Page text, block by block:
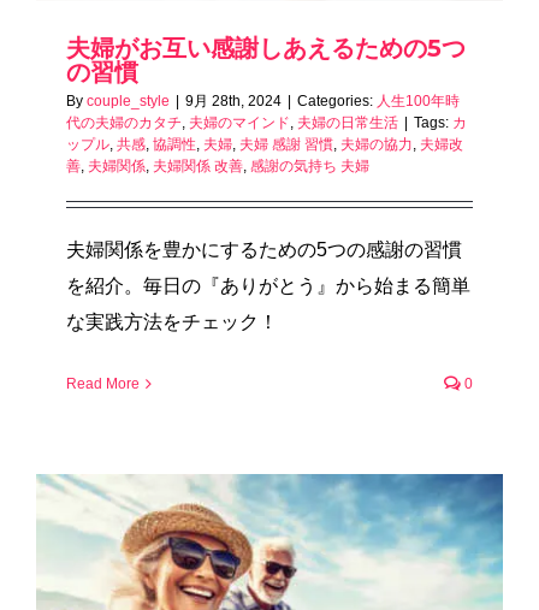
夫婦がお互い感謝しあえるための5つ
の習慣
By couple_style | 9月 28th, 2024 | Categories: 人生100年時
代の夫婦のカタチ 夫婦のマインド 夫婦の日常生活 | Tags: カ
ップル 共感 協調性 夫婦 夫婦 感謝 習慣 夫婦の協力 夫婦改
善 夫婦関係 夫婦関係 改善 感謝の気持ち 夫婦
夫婦関係を豊かにするための5つの感謝の習慣
を紹介。毎日の『ありがとう』から始まる簡単
な実践方法をチェック！
Read More 0